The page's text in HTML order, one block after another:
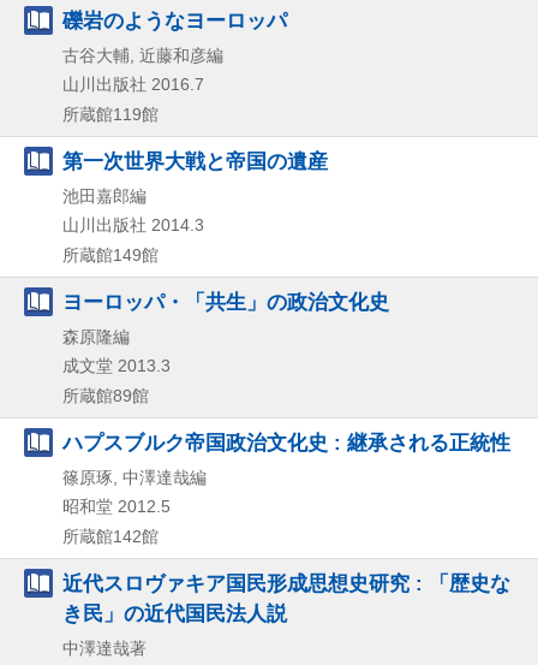
礫岩のようなヨーロッパ
古谷大輔, 近藤和彦編
山川出版社 2016.7
所蔵館119館
第一次世界大戦と帝国の遺産
池田嘉郎編
山川出版社 2014.3
所蔵館149館
ヨーロッパ・「共生」の政治文化史
森原隆編
成文堂 2013.3
所蔵館89館
ハプスブルク帝国政治文化史 : 継承される正統性
篠原琢, 中澤達哉編
昭和堂 2012.5
所蔵館142館
近代スロヴァキア国民形成思想史研究 : 「歴史な
き民」の近代国民法人説
中澤達哉著